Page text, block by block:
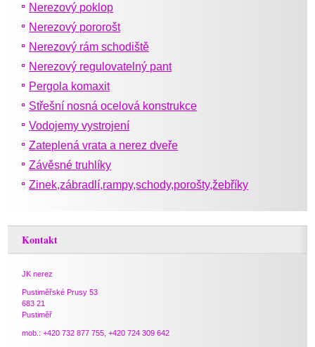
Nerezový poklop
Nerezový pororošt
Nerezový rám schodiště
Nerezový regulovatelný pant
Pergola komaxit
Střešní nosná ocelová konstrukce
Vodojemy vystrojení
Zateplená vrata a nerez dveře
Závěsné truhlíky
Zinek,zábradlí,rampy,schody,porošty,žebříky
Kontakt
JK nerez
Pustiměřské Prusy 53
683 21
Pustiměř
mob.: +420 732 877 755, +420 724 309 642